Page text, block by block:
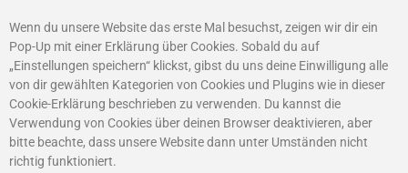
Wenn du unsere Website das erste Mal besuchst, zeigen wir dir ein
Pop-Up mit einer Erklärung über Cookies. Sobald du auf
„Einstellungen speichern“ klickst, gibst du uns deine Einwilligung alle
von dir gewählten Kategorien von Cookies und Plugins wie in dieser
Cookie-Erklärung beschrieben zu verwenden. Du kannst die
Verwendung von Cookies über deinen Browser deaktivieren, aber
bitte beachte, dass unsere Website dann unter Umständen nicht
richtig funktioniert.